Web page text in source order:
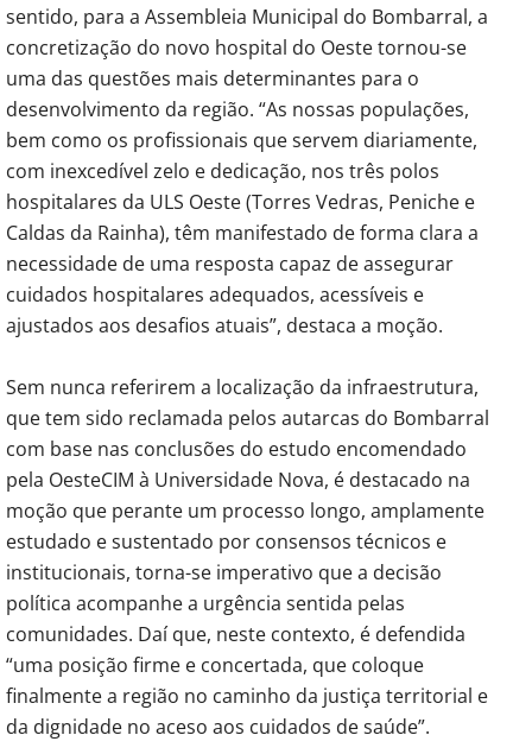
sentido, para a Assembleia Municipal do Bombarral, a
concretização do novo hospital do Oeste tornou-se
uma das questões mais determinantes para o
desenvolvimento da região. “As nossas populações,
bem como os profissionais que servem diariamente,
com inexcedível zelo e dedicação, nos três polos
hospitalares da ULS Oeste (Torres Vedras, Peniche e
Caldas da Rainha), têm manifestado de forma clara a
necessidade de uma resposta capaz de assegurar
cuidados hospitalares adequados, acessíveis e
ajustados aos desafios atuais”, destaca a moção.
Sem nunca referirem a localização da infraestrutura,
que tem sido reclamada pelos autarcas do Bombarral
com base nas conclusões do estudo encomendado
pela OesteCIM à Universidade Nova, é destacado na
moção que perante um processo longo, amplamente
estudado e sustentado por consensos técnicos e
institucionais, torna-se imperativo que a decisão
política acompanhe a urgência sentida pelas
comunidades. Daí que, neste contexto, é defendida
“uma posição firme e concertada, que coloque
finalmente a região no caminho da justiça territorial e
da dignidade no aceso aos cuidados de saúde”.